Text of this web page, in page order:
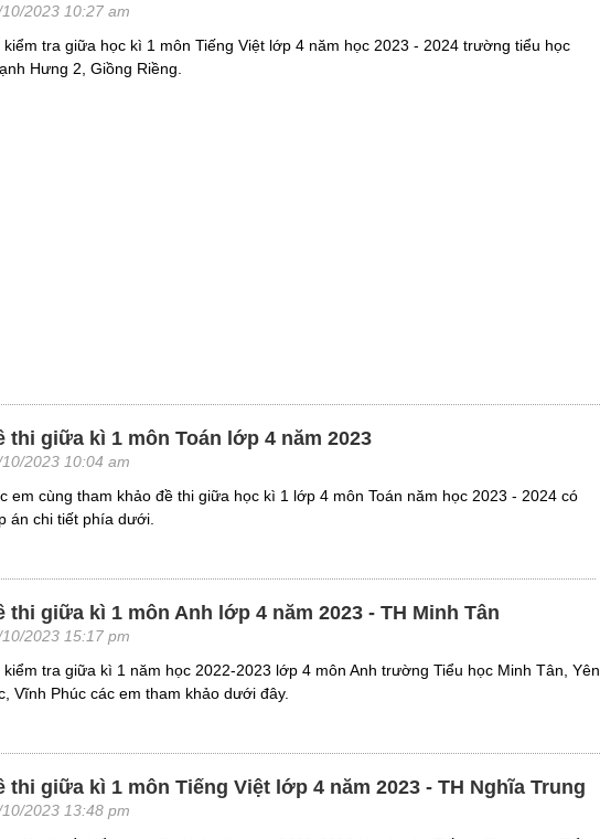
10/2023 10:27 am
tra giữa học kì 1 môn Tiếng Việt lớp 4 năm học 2023 - 2024 trường tiểu học
Hưng 2, Giồng Riềng.
thi giữa kì 1 môn Toán lớp 4 năm 2023
10/2023 10:04 am
em cùng tham khảo đề thi giữa học kì 1 lớp 4 môn Toán năm học 2023 - 2024 có
án chi tiết phía dưới.
thi giữa kì 1 môn Anh lớp 4 năm 2023 - TH Minh Tân
10/2023 15:17 pm
tra giữa kì 1 năm học 2022-2023 lớp 4 môn Anh trường Tiểu học Minh Tân, Yên
Vĩnh Phúc các em tham khảo dưới đây.
thi giữa kì 1 môn Tiếng Việt lớp 4 năm 2023 - TH Nghĩa Trung
10/2023 13:48 pm